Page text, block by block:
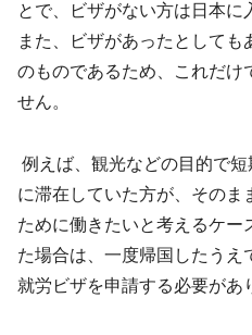
とで、ビザがない方は日本に
また、ビザがあったとして
のものであるため、これだけ
せん。
例えば、観光などの目的で
に滞在していた方が、そのま
ために働きたいと考えるケー
た場合は、一度帰国したうえ
就労ビザを申請する必要があ